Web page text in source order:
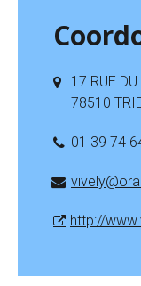
17 RUE
78510
01 39 74
http://